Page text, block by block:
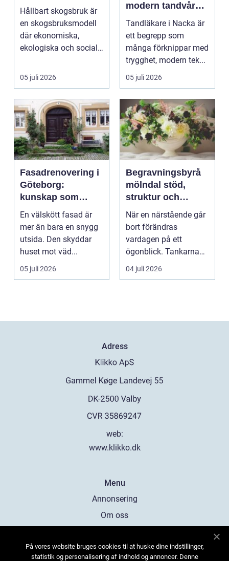
Hållbart skogsbruk är
en skogsbruksmodell
där ekonomiska,
ekologiska och sociala
...
05 juli 2026
modern tandvård
nära dig
Tandläkare i Nacka är
ett begrepp som
många förknippar med
trygghet, modern tek...
05 juli 2026
Fasadrenovering i
Göteborg:
kunskap som
lönar sig på lång
En välskött fasad är
mer än bara en snygg
utsida. Den skyddar
huset mot väd...
05 juli 2026
Begravningsbyrå
mölndal stöd,
struktur och
omsorg när livet
förändras
När en närstående går
bort förändras
vardagen på ett
ögonblick. Tankarna
snurrar, känslorna
pendlar ...
04 juli 2026
Adress
web:
www.klikko.dk
Menu
Annonsering
Om oss
Kontakta oss
På vores website bruges cookies til at huske dine indstillinger,
statistik og personalisering af indhold og annoncer. Denne